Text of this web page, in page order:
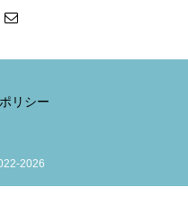
リシー
2026